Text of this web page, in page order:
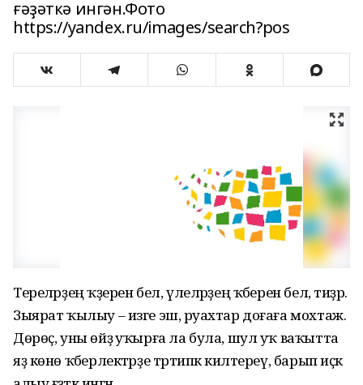
ғәҙәткә ингән.Фото
https://yandex.ru/images/search?pos
Тереләрҙең ҡәҙерен бел, үлеләрҙең ҡәберен бел, тиҙәр.
Зыярат ҡылыу – изге эш, әруахтар доғаға мохтаж.
Дөрөҫ, уны өйҙә уҡырға ла була, шул уҡ ваҡытта
яҙ көнө ҡәберлектәрҙе тәртипкә килтереү, барып иҫкә